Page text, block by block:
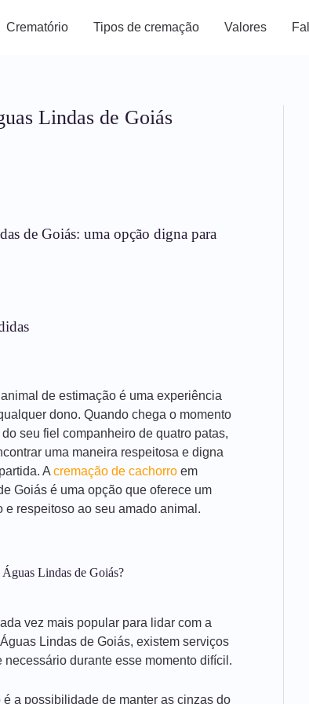
Crematório Tipos de cremação Valores
Lindas de Goiás
de Goiás: uma opção digna para
de estimação é uma experiência
dono. Quando chega o momento
seu fiel companheiro de quatro patas,
uma maneira respeitosa e digna
A cremação de cachorro em
Goiás é uma opção que oferece um
e respeitoso ao seu amado animal.
Lindas de Goiás?
vez mais popular para lidar com a
Lindas de Goiás, existem serviços
durante esse momento difícil.
a possibilidade de manter as cinzas do